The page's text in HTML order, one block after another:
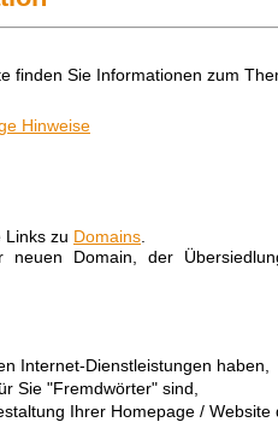
finden Sie Informationen zum
Hinweise
Links zu Domains
neuen Domain, der
Internet-Dienstleistungen haben,
Sie "Fremdwörter" sind,
Ihrer Homepage / Website